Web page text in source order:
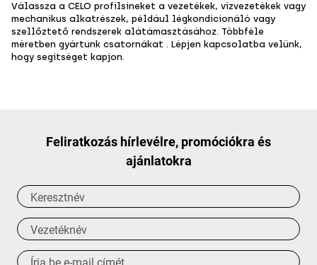
Válassza a CELO profilsíneket a vezetékek, vízvezetékek vagy
mechanikus alkatrészek, például légkondicionáló vagy
szellőztető rendszerek alátámasztásához. Többféle
méretben gyártunk csatornákat . Lépjen kapcsolatba velünk,
hogy segítséget kapjon.
Feliratkozás hírlevélre, promóciókra és
ajánlatokra